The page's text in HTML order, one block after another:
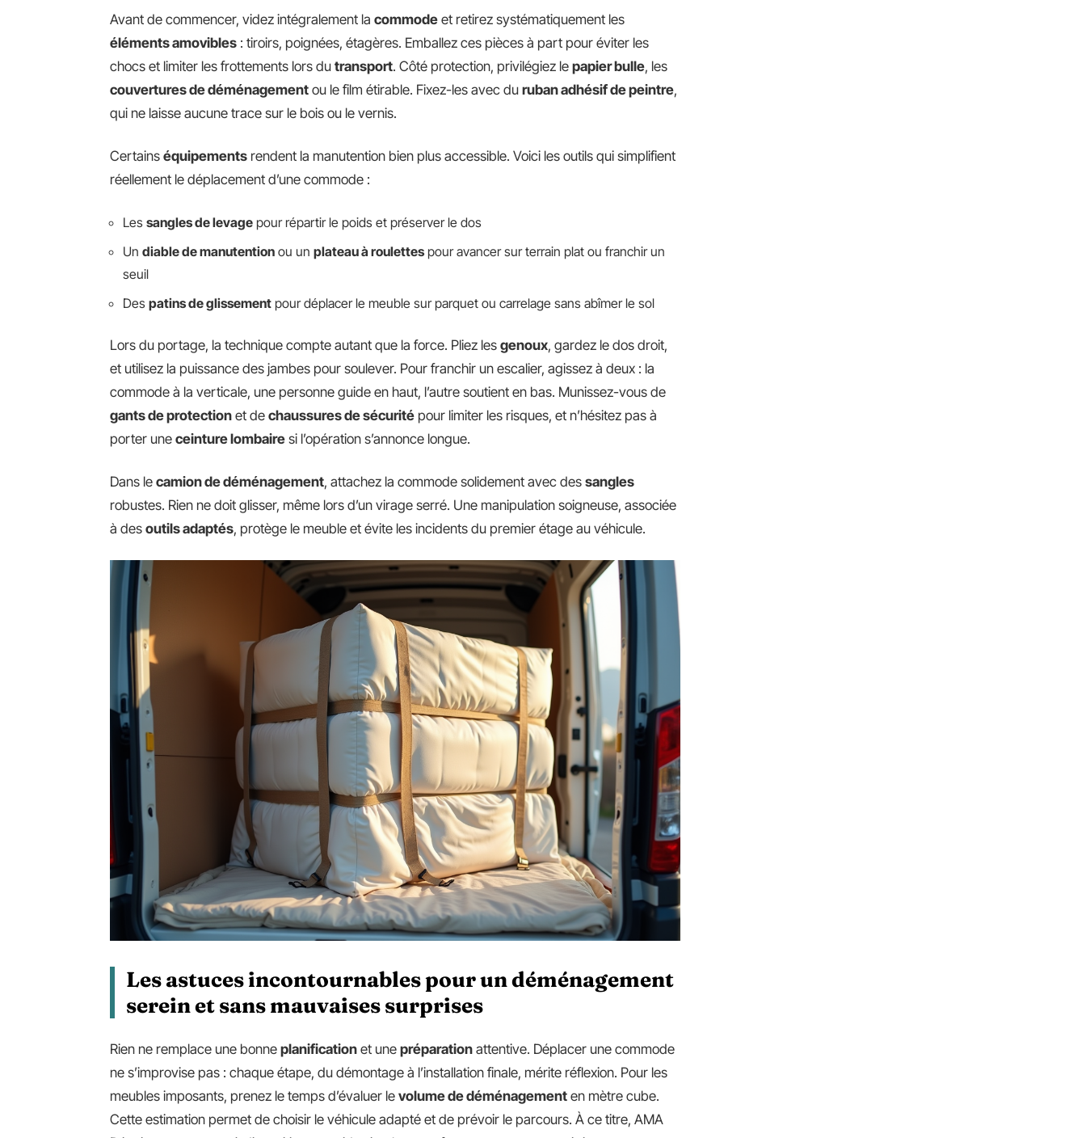
Avant de commencer, videz intégralement la commode et retirez systématiquement les
éléments amovibles : tiroirs, poignées, étagères. Emballez ces pièces à part pour éviter les
chocs et limiter les frottements lors du transport. Côté protection, privilégiez le papier bulle, les
couvertures de déménagement ou le film étirable. Fixez-les avec du ruban adhésif de peintre,
qui ne laisse aucune trace sur le bois ou le vernis.
Certains équipements rendent la manutention bien plus accessible. Voici les outils qui simplifient
réellement le déplacement d’une commode :
Les sangles de levage pour répartir le poids et préserver le dos
Un diable de manutention ou un plateau à roulettes pour avancer sur terrain plat ou franchir un
seuil
Des patins de glissement pour déplacer le meuble sur parquet ou carrelage sans abîmer le sol
Lors du portage, la technique compte autant que la force. Pliez les genoux, gardez le dos droit,
et utilisez la puissance des jambes pour soulever. Pour franchir un escalier, agissez à deux : la
commode à la verticale, une personne guide en haut, l’autre soutient en bas. Munissez-vous de
gants de protection et de chaussures de sécurité pour limiter les risques, et n’hésitez pas à
porter une ceinture lombaire si l’opération s’annonce longue.
Dans le camion de déménagement, attachez la commode solidement avec des sangles
robustes. Rien ne doit glisser, même lors d’un virage serré. Une manipulation soigneuse, associée
à des outils adaptés, protège le meuble et évite les incidents du premier étage au véhicule.
Les astuces incontournables pour un déménagement
serein et sans mauvaises surprises
Rien ne remplace une bonne planification et une préparation attentive. Déplacer une commode
ne s’improvise pas : chaque étape, du démontage à l’installation finale, mérite réflexion. Pour les
meubles imposants, prenez le temps d’évaluer le volume de déménagement en mètre cube.
Cette estimation permet de choisir le véhicule adapté et de prévoir le parcours. À ce titre, AMA